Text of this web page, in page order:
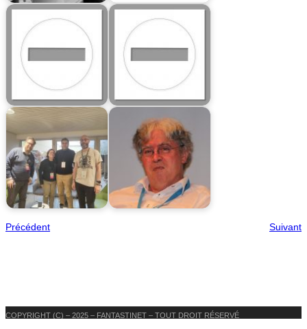
Précédent Suivant
COPYRIGHT (C) – 2025 – FANTASTINET – TOUT DROIT RÉSERVÉ